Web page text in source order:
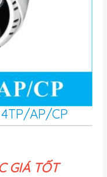
AP/CP
GIÁ TỐT